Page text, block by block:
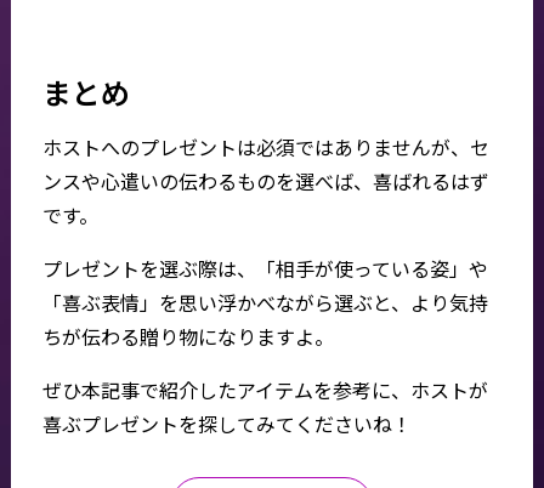
まとめ
ホストへのプレゼントは必須ではありませんが、セ
ンスや心遣いの伝わるものを選べば、喜ばれるはず
です。
プレゼントを選ぶ際は、「相手が使っている姿」や
「喜ぶ表情」を思い浮かべながら選ぶと、より気持
ちが伝わる贈り物になりますよ。
ぜひ本記事で紹介したアイテムを参考に、ホストが
喜ぶプレゼントを探してみてくださいね！